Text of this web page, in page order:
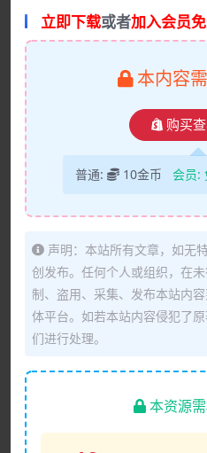
立即下载或者加入会员免
本内容
购买
普通: 10金币 会员:
声明：本站所有文章，如无
创发布。任何个人或组织，在
制、盗用、采集、发布本站内
体平台。如若本站内容侵犯了
们进行处理。
本资源